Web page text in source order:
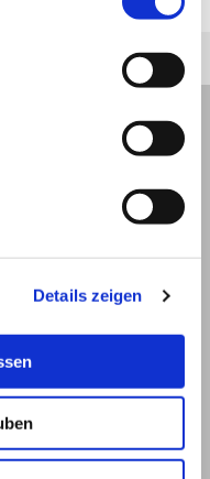
Details zeigen